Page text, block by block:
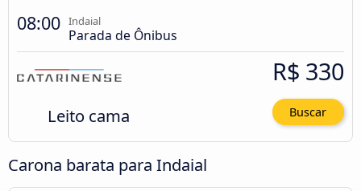
08:00 Indaial
Parada de Ônibus
Leito cama
R$ 330
Buscar
Carona barata para Indaial